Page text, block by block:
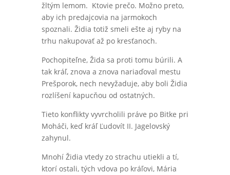
žltým lemom. Ktovie prečo. Možno preto,
aby ich predajcovia na jarmokoch
spoznali. Židia totiž smeli ešte aj ryby na
trhu nakupovať až po kresťanoch.
Pochopiteľne, Žida sa proti tomu búrili. A
tak kráľ, znova a znova nariaďoval mestu
Prešporok, nech nevyžaduje, aby boli Židia
rozlíšení kapucňou od ostatných.
Tieto konflikty vyvrcholili práve po Bitke pri
Moháči, keď kráľ Ľudovít II. Jagelovský
zahynul.
Mnohí Židia vtedy zo strachu utiekli a tí,
ktorí ostali, tých vdova po kráľovi, Mária